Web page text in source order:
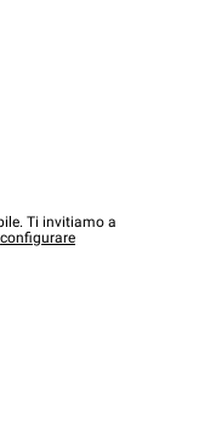
Ti invitiamo a
configurare